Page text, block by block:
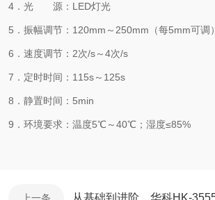
4．光 源：LED灯光
5．振幅调节：120mm～250mm（每5mm可调）
6．速度调节：2次/s～4次/s
7．定时时间：115s～125s
8．静置时间：5min
9．环境要求：温度5℃～40℃；湿度≤85%